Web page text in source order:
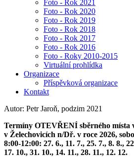
Foto - Rok 2021
Foto - Rok 2020
Foto - Rok 2019
Foto - Rok 2018
Foto - Rok 2017
Foto - Rok 2016
Foto - Roky 2010-2015
Virtuální prohlídka
Organizace
Příspěvková organizace
Kontakt
Autor: Petr Jaroň, podzim 2021
Termíny OTEVŘENÍ sběrného místa
v Želechovicích n/Dř. v roce 2026,
8:00-12:00: 27. 6., 11. 7., 25. 7., 8. 8.,
17. 10., 31. 10., 14. 11., 28. 11., 12. 12.